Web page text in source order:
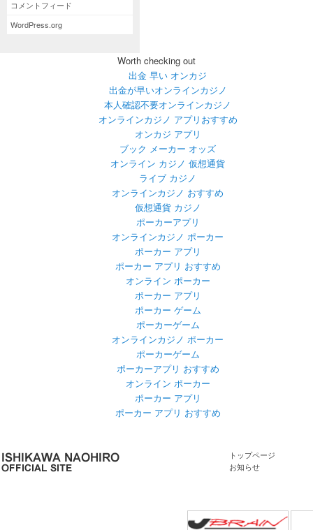
コメントフィード
WordPress.org
Worth checking out
出金 早い オンカジ
出金が早いオンラインカジノ
本人確認不要オンラインカジノ
オンラインカジノ アプリおすすめ
オンカジ アプリ
ブック メーカー オッズ
オンライン カジノ 仮想通貨
ライブ カジノ
オンラインカジノ おすすめ
仮想通貨 カジノ
ポーカーアプリ
オンラインカジノ ポーカー
ポーカー アプリ
ポーカー アプリ おすすめ
オンライン ポーカー
ポーカー アプリ
ポーカー ゲーム
ポーカーゲーム
オンラインカジノ ポーカー
ポーカーゲーム
ポーカーアプリ おすすめ
オンライン ポーカー
ポーカー アプリ
ポーカー アプリ おすすめ
トップページ
お知らせ